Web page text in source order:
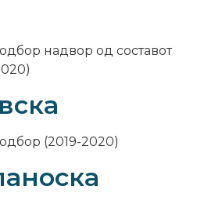
надвор од составот
(2019-2020)